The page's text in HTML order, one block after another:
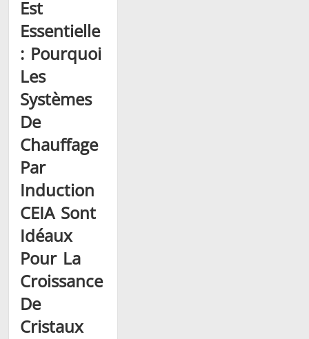
Est
Essentielle
: Pourquoi
Les
Systèmes
De
Chauffage
Par
Induction
CEIA Sont
Idéaux
Pour La
Croissance
De
Cristaux